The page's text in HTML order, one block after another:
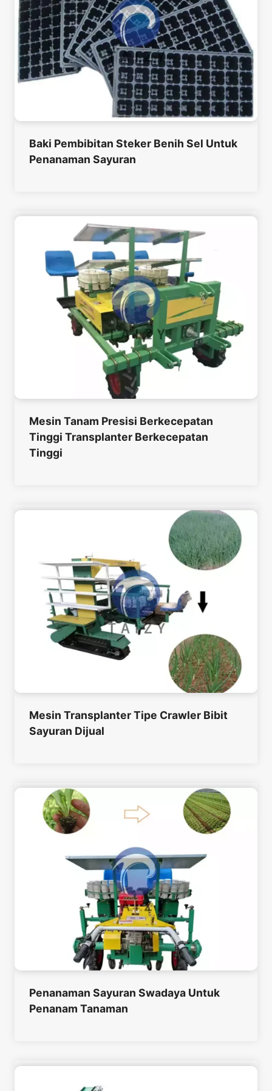
Baki Pembibitan Steker Benih Sel Untuk
Penanaman Sayuran
Mesin Tanam Presisi Berkecepatan
Tinggi Transplanter Berkecepatan
Tinggi
Mesin Transplanter Tipe Crawler Bibit
Sayuran Dijual
Penanaman Sayuran Swadaya Untuk
Penanam Tanaman